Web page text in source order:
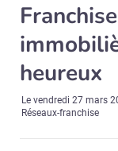
heureux
Levendredi 27 mars
Réseaux-franchise